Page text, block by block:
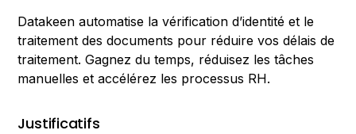
Datakeen automatise la vérification d’identité et le
traitement des documents pour réduire vos délais de
traitement. Gagnez du temps, réduisez les tâches
manuelles et accélérez les processus RH.
Justificatifs